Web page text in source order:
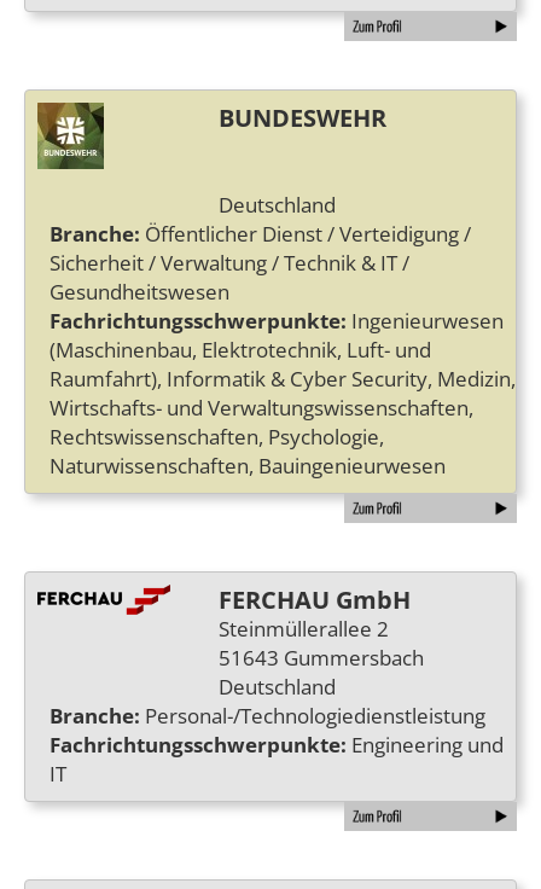
BUNDESWEHR
Deutschland
Branche: Öffentlicher Dienst / Verteidigung /
Sicherheit / Verwaltung / Technik & IT /
Gesundheitswesen
Fachrichtungsschwerpunkte: Ingenieurwesen
(Maschinenbau, Elektrotechnik, Luft- und
Raumfahrt), Informatik & Cyber Security, Medizin,
Wirtschafts- und Verwaltungswissenschaften,
Rechtswissenschaften, Psychologie,
Naturwissenschaften, Bauingenieurwesen
FERCHAU GmbH
Steinmüllerallee 2
51643 Gummersbach
Deutschland
Branche: Personal-/Technologiedienstleistung
Fachrichtungsschwerpunkte: Engineering und
IT